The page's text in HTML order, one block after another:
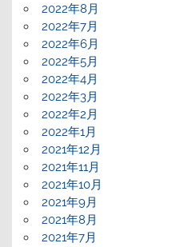
2022年8月
2022年7月
2022年6月
2022年5月
2022年4月
2022年3月
2022年2月
2022年1月
2021年12月
2021年11月
2021年10月
2021年9月
2021年8月
2021年7月